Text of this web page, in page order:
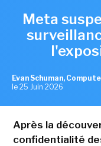
Meta
Evan Schuman,
le 25 Juin 2026
Après la
confidentialité